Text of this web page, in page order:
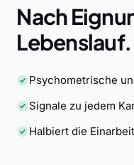
Nach
Lebenslauf.
Psychometrische
Signale zu jedem
Halbiert die